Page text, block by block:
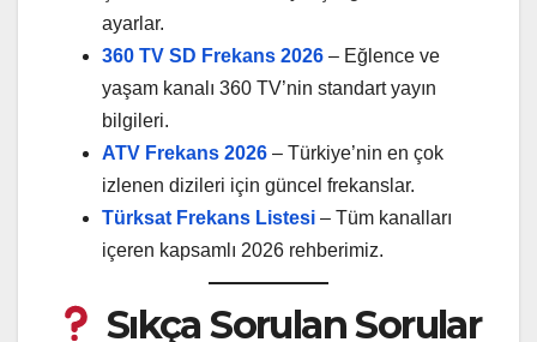
ayarlar.
360 TV SD Frekans 2026 – Eğlence ve
yaşam kanalı 360 TV’nin standart yayın
bilgileri.
ATV Frekans 2026 – Türkiye’nin en çok
izlenen dizileri için güncel frekanslar.
Türksat Frekans Listesi – Tüm kanalları
içeren kapsamlı 2026 rehberimiz.
Sıkça Sorulan Sorular